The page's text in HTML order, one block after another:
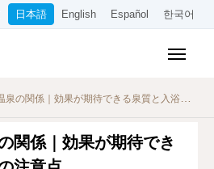
日本語 English Español 한국어
の関係｜効果が期待できる泉質と入浴時の注意点
関係｜効果が期待でき